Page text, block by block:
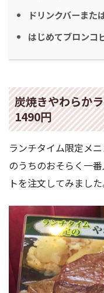
ドリンクバーまた
はじめてブロンコ
炭焼きやわらか
1490円
ランチタイム限定メ
のうちのおそらく一
トを注文してみまし